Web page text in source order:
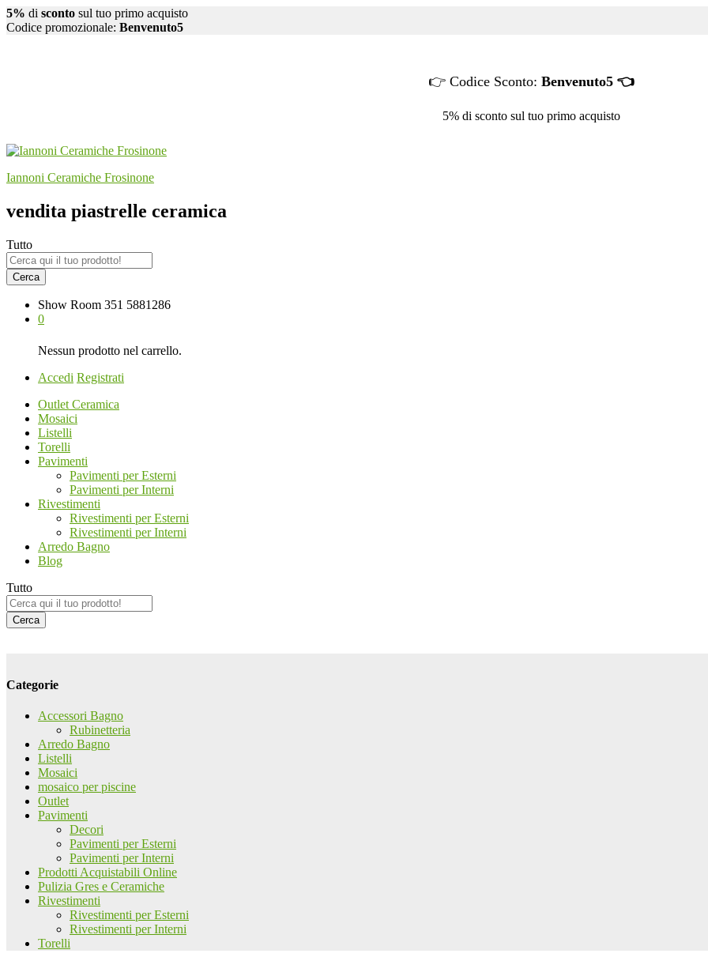
5% di sconto sul tuo primo acquisto
Codice promozionale: Benvenuto5
👉 Codice Sconto: Benvenuto5 👈
5% di sconto sul tuo primo acquisto
Iannoni Ceramiche Frosinone
vendita piastrelle ceramica
Tutto
Cerca
Show Room 351 5881286
0
Nessun prodotto nel carrello.
Accedi Registrati
Outlet Ceramica
Mosaici
Listelli
Torelli
Pavimenti
Pavimenti per Esterni
Pavimenti per Interni
Rivestimenti
Rivestimenti per Esterni
Rivestimenti per Interni
Arredo Bagno
Blog
Tutto
Cerca
Categorie
Accessori Bagno
Rubinetteria
Arredo Bagno
Listelli
Mosaici
mosaico per piscine
Outlet
Pavimenti
Decori
Pavimenti per Esterni
Pavimenti per Interni
Prodotti Acquistabili Online
Pulizia Gres e Ceramiche
Rivestimenti
Rivestimenti per Esterni
Rivestimenti per Interni
Torelli